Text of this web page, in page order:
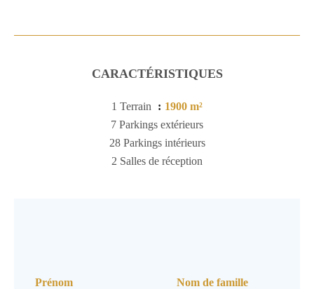
CARACTÉRISTIQUES
1 Terrain
1900 m²
7 Parkings extérieurs
28 Parkings intérieurs
2 Salles de réception